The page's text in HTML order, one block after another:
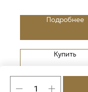
Подробнее
Купить